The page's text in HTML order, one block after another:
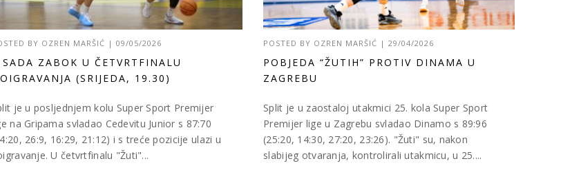
BY OZREN MARŠIĆ | 09/05/2026
ZABOK U ČETVRTFINALU
(SRIJEDA, 19.30)
je u posljednjem kolu Super Sport Premijer
na Gripama svladao Cedevitu Junior s 87:70
26:9, 16:29, 21:12) i s treće pozicije ulazi u
U četvrtfinalu "Žuti"...
POSTED BY OZREN MARŠIĆ |29/04/2026
POBJEDA “ŽUTIH” PROTIV DINAMA U
ZAGREBU
Split je u zaostaloj utakmici 25. kola Super Sport
Premijer lige u Zagrebu svladao Dinamo s 89:96
(25:20, 14:30, 27:20, 23:26). "Žuti" su, nakon
slabijeg otvaranja, kontrolirali utakmicu, u 25....